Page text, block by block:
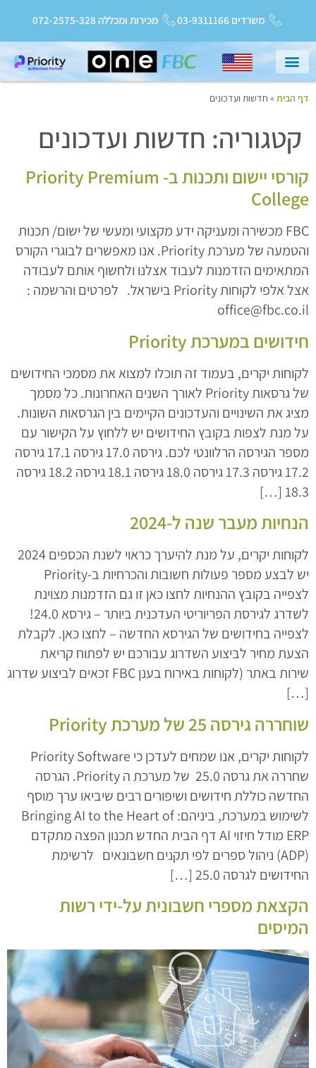
משרדים 03-9311166 מכירות ומכללה 072-2575-328
דף הבית » חדשות ועדכונים
קטגוריה: חדשות ועדכונים
קורסי יישום ותכנות ב- Priority Premium
College
FBC מכשירה ומעניקה ידע מקצועי ומעשי של ישום/ תכנות
והטמעה של מערכת Priority. אנו מאפשרים לבוגרי הקורס
המתאימים הזדמנות לעבוד אצלנו ולחשוף אותם לעבודה
אצל אלפי לקוחות Priority בישראל. לפרטים והרשמה :
office@fbc.co.il
חידושים במערכת Priority
לקוחות יקרים, בעמוד זה תוכלו למצוא את מסמכי החידושים
של גרסאות Priority לאורך השנים האחרונות. כל מסמך
מציג את השינויים והעדכונים הקיימים בין הגרסאות השונות.
על מנת לצפות בקובץ החידושים יש ללחוץ על הקישור עם
מספר הגירסה הרלוונטי לכם. גירסה 17.0 גירסה 17.1 גירסה
17.2 גירסה 17.3 גירסה 18.0 גירסה 18.1 גירסה 18.2 גירסה
18.3 […]
הנחיות מעבר שנה ל-2024
לקוחות יקרים, על מנת להיערך כראוי לשנת הכספים 2024
יש לבצע מספר פעולות חשובות והכרחיות ב-Priority
לצפייה בקובץ ההנחיות לחצו כאן זו גם הזדמנות מצוינת
לשדרג לגירסת הפריוריטי העדכנית ביותר – גירסא 24.0!
לצפייה בחידושים של הגירסא החדשה – לחצו כאן. לקבלת
הצעת מחיר לביצוע השדרוג עבורכם יש לפתוח קריאת
שירות באתר (לקוחות באירוח בענן FBC זכאים לביצוע שדרוג
[…]
שוחררה גירסה 25 של מערכת Priority
לקוחות יקרים, אנו שמחים לעדכן כי Priority Software
שחררה את גרסה 25.0 של מערכת ה Priority. הגרסה
החדשה כוללת חידושים ושיפורים רבים שיביאו ערך מוסף
לשימוש במערכת, ביניהם: Bringing AI to the Heart of
ERP מודל חיזוי AI דף הבית החדש תכנון הפצה מתקדם
(ADP) ניהול ספרים לפי תקנים חשבונאים לרשימת
החידושים לגרסה 25.0 […]
הקצאת מספרי חשבונית על-ידי רשות
המיסים